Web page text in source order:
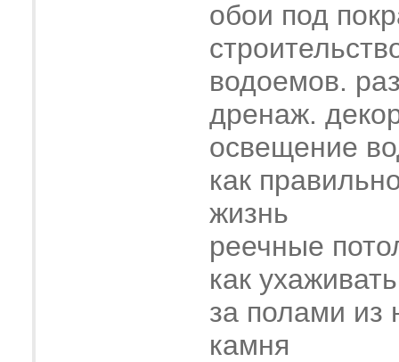
обои под
водоемов.
дренаж.
освещение
как
жизнь
реечные
как
за полами из
камня